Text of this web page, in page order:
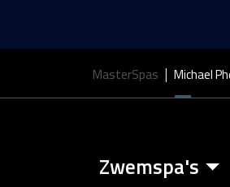
MasterSpas Michael
Zwemspa's